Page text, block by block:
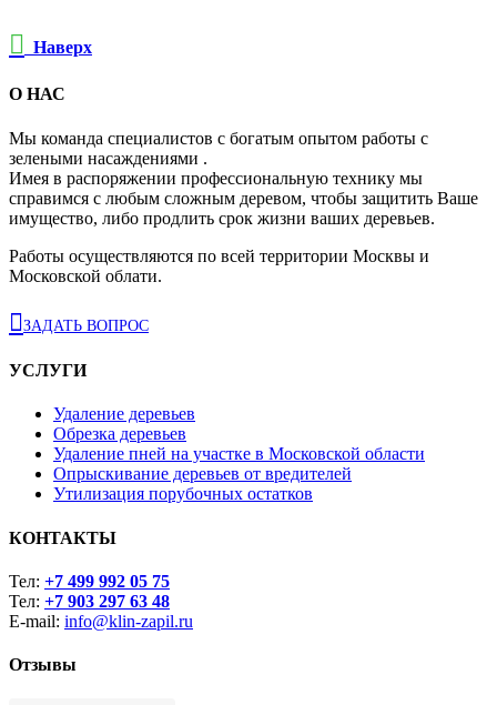
 Наверх
О НАС
Мы команда специалистов с богатым опытом работы с
зелеными насаждениями .
Имея в распоряжении профессиональную технику мы
справимся с любым сложным деревом, чтобы защитить Ваше
имущество, либо продлить срок жизни ваших деревьев.
Работы осуществляются по всей территории Москвы и
Московской облати.
ЗАДАТЬ ВОПРОС
УСЛУГИ
Удаление деревьев
Обрезка деревьев
Удаление пней на участке в Московской области
Опрыскивание деревьев от вредителей
Утилизация порубочных остатков
КОНТАКТЫ
Тел: +7 499 992 05 75
Тел: +7 903 297 63 48
E-mail: info@klin-zapil.ru
Отзывы